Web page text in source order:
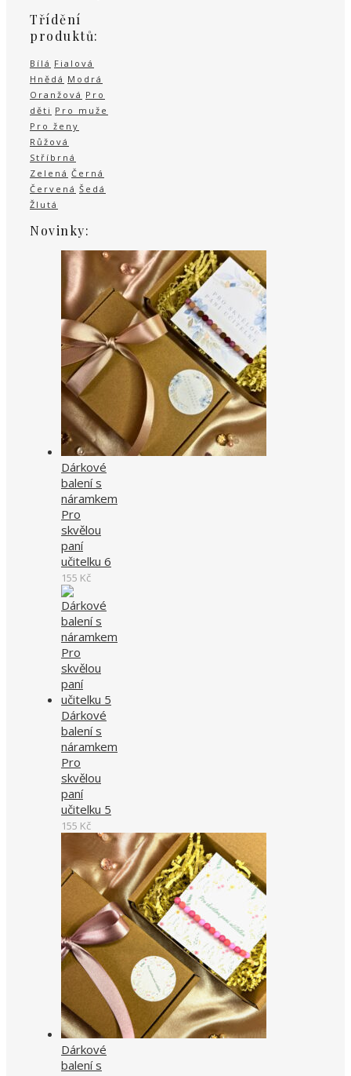
Třídění
produktů:
Bílá Fialová
Hnědá Modrá
Oranžová Pro
děti Pro muže
Pro ženy
Růžová
Stříbrná
Zelená Černá
Červená Šedá
Žlutá
Novinky:
Dárkové
balení s
náramkem
Pro
skvělou
paní
učitelku 6
155 Kč
Dárkové
balení s
náramkem
Pro
skvělou
paní
učitelku 5
155 Kč
Dárkové
balení s